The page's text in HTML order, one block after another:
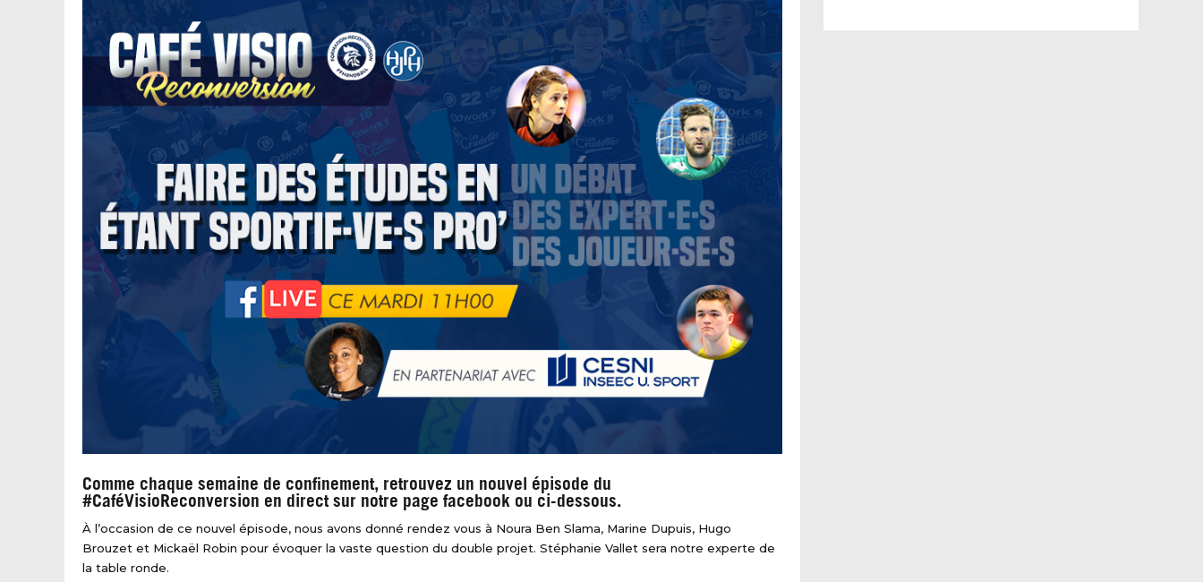
Comme chaque semaine de confinement, retrouvez un nouvel épisode du
#CaféVisioReconversion en direct sur notre page facebook ou ci-dessous.
À l’occasion de ce nouvel épisode, nous avons donné rendez vous à Noura Ben Slama, Marine Dupuis, Hugo
Brouzet et Mickaël Robin pour évoquer la vaste question du double projet. Stéphanie Vallet sera notre experte de
la table ronde.